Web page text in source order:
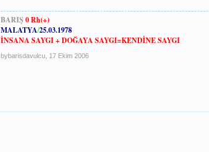
BARIŞ 0 Rh(+)
MALATYA/25.03.1978
İNSANA SAYGI + DOĞAYA SAYGI=KENDİNE SAYGI
bybarisdavulcu 17 Ekim 2006